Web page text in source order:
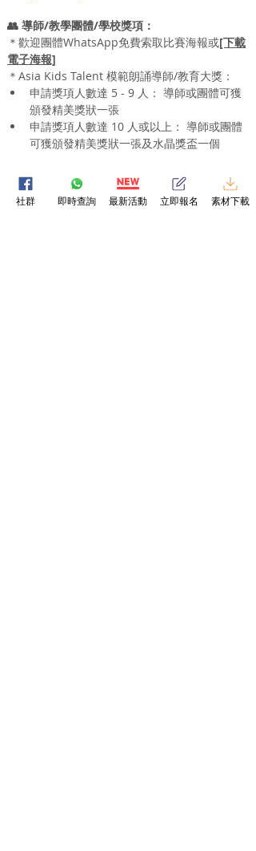
👥 導師/教學團體/學校獎項：
＊歡迎團體WhatsApp免費索取比賽海報或[下載
電子海報]
＊ Asia Kids Talent 模範朗誦導師/教育大獎：
申請獎項人數達 5 - 9 人： 導師或團體可獲
頒發精美獎狀一張
申請獎項人數達 10 人或以上： 導師或團體
可獲頒發精美獎狀一張及水晶獎盃一個
📝 參賽流程：
1. 填妥報名表格
2. 錄製參賽者朗誦影片
社群 即時查詢 最新活動 立即報名 素材下載